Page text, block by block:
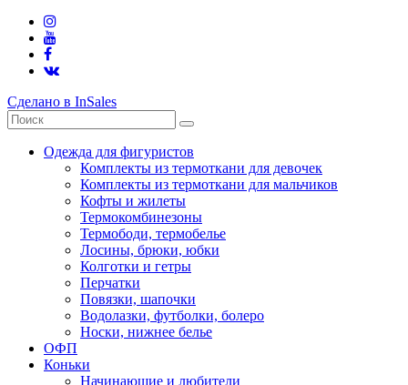
Сделано в InSales
Одежда для фигуристов
Комплекты из термоткани для девочек
Комплекты из термоткани для мальчиков
Кофты и жилеты
Термокомбинезоны
Термободи, термобелье
Лосины, брюки, юбки
Колготки и гетры
Перчатки
Повязки, шапочки
Водолазки, футболки, болеро
Носки, нижнее белье
ОФП
Коньки
Начинающие и любители